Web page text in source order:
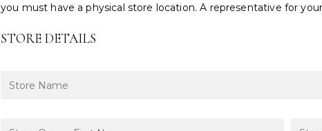
you must have a physical store location. A representative for
STORE DETAILS